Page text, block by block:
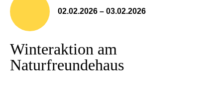
02.02.2026 – 03.02.2026
Winteraktion am
Naturfreundehaus